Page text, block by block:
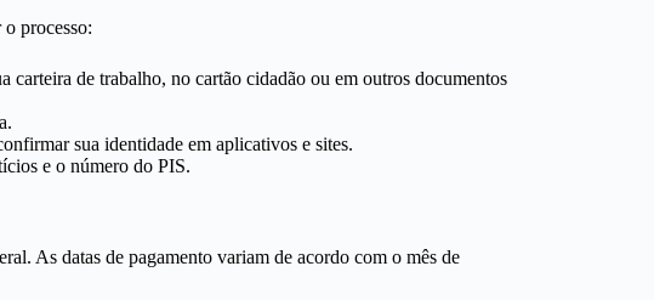
processo:
carteira de trabalho, no cartão cidadão ou em outros documentos
sua identidade em aplicativos e sites.
e o número do PIS.
As datas de pagamento variam de acordo com o mês de